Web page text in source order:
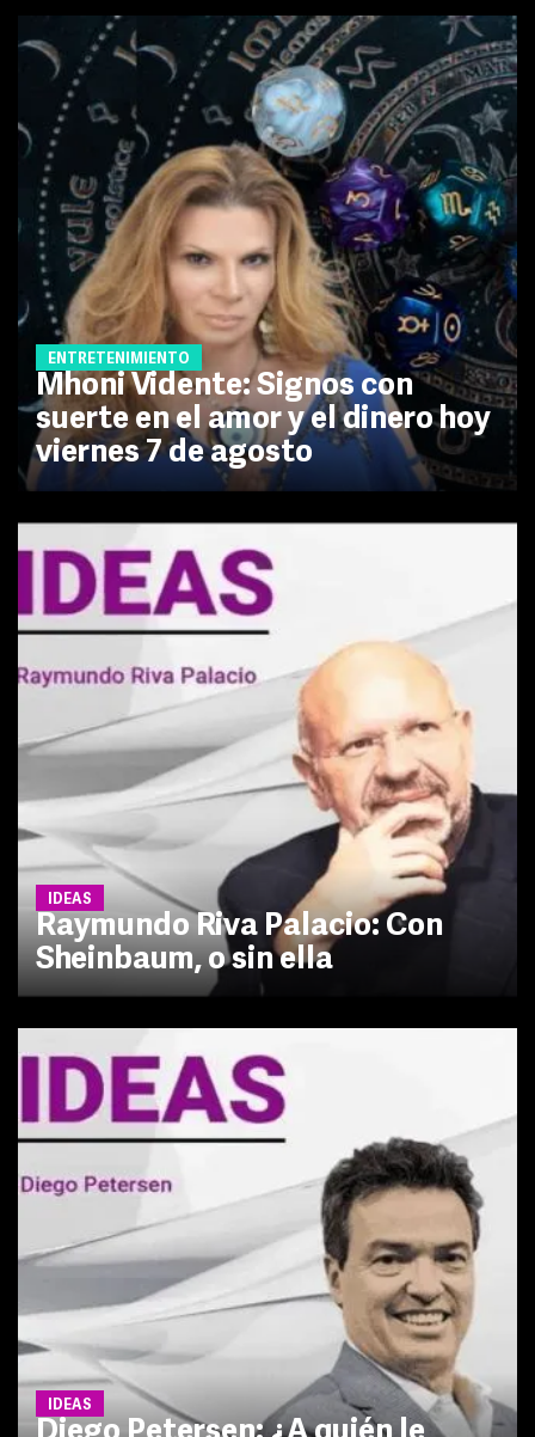
ENTRETENIMIENTO
Mhoni Vidente: Signos con
suerte en el amor y el dinero hoy
viernes 7 de agosto
IDEAS
Raymundo Riva Palacio: Con
Sheinbaum, o sin ella
IDEAS